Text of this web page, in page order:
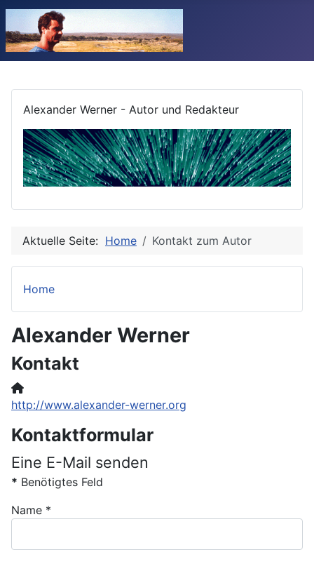
Alexander Werner - Autor und Redakteur
Aktuelle Seite: Home Kontakt zum Autor
Home
Alexander Werner
Kontakt
Website:
http://www.alexander-werner.org
Kontaktformular
Eine E-Mail senden
* Benötigtes Feld
Name *